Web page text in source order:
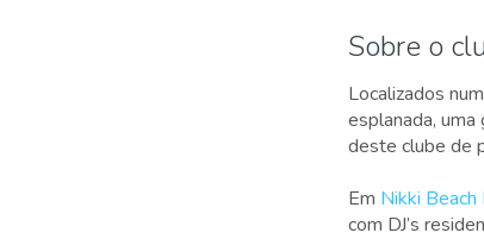
Sobre o
Localizados
esplanada,
deste clube de
Em Nikki Beach
com DJ’s